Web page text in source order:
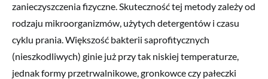
zanieczyszczenia fizyczne. Skuteczność tej metody zależy od
rodzaju mikroorganizmów, użytych detergentów i czasu
cyklu prania. Większość bakterii saprofitycznych
(nieszkodliwych) ginie już przy tak niskiej temperaturze,
jednak formy przetrwalnikowe, gronkowce czy pałeczki